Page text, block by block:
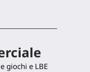
giochi e LBE